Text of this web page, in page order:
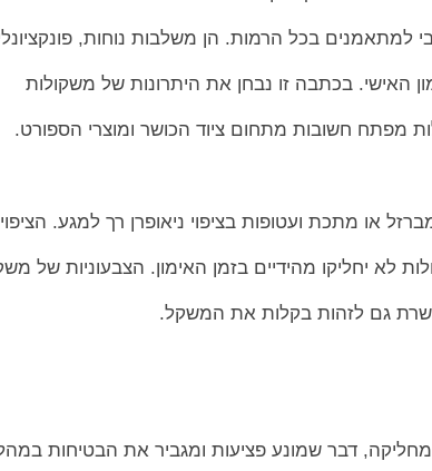
למתאמנים בכל הרמות. הן משלבות נוחות,
האישי. בכתבה זו נבחן את היתרונות של משקולות
מפתח חשובות מתחום ציוד הכושר ומוצרי הספורט.
או מתכת ועטופות בציפוי ניאופרן רך למגע. הציפוי
לא יחליקו מהידיים בזמן האימון. הצבעוניות של
גם לזהות בקלות את המשקל.
מחליקה, דבר שמונע פציעות ומגביר את הבטיחות